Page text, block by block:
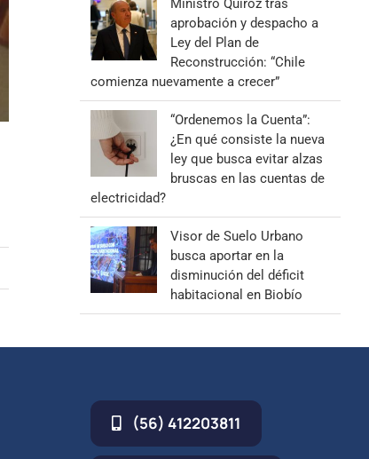
Ministro Quiroz tras
aprobación y despacho a
Ley del Plan de
Reconstrucción: “Chile
comienza nuevamente a crecer”
“Ordenemos la Cuenta”:
¿En qué consiste la nueva
ley que busca evitar alzas
bruscas en las cuentas de
electricidad?
Visor de Suelo Urbano
busca aportar en la
disminución del déficit
habitacional en Biobío
(56) 412203811